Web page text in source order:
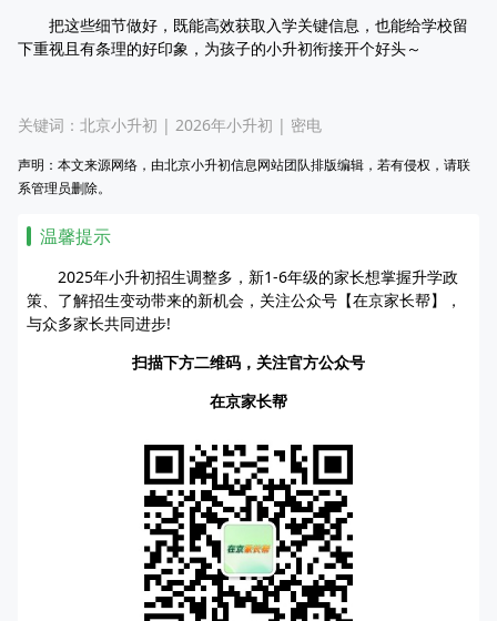
把这些细节做好，既能高效获取入学关键信息，也能给学校留
下重视且有条理的好印象，为孩子的小升初衔接开个好头～
关键词： 北京小升初 | 2026年小升初 | 密电
声明：本文来源网络，由北京小升初信息网站团队排版编辑，若有侵权，请联
系管理员删除。
温馨提示
2025年小升初招生调整多，新1-6年级的家长想掌握升学政
策、了解招生变动带来的新机会，关注公众号【在京家长帮】，
与众多家长共同进步!
扫描下方二维码，关注官方公众号
在京家长帮